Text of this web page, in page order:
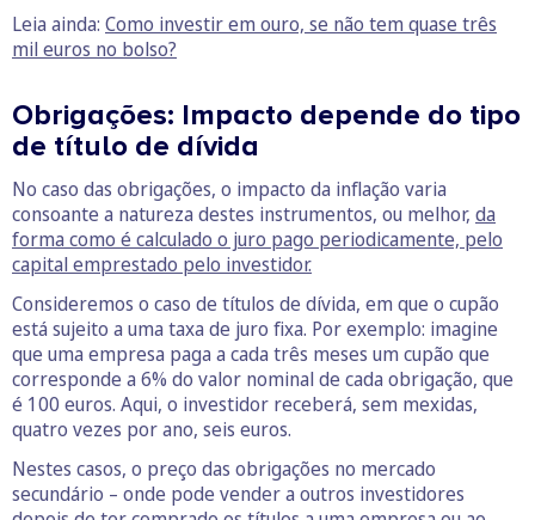
Leia ainda: Como investir em ouro, se não tem quase três
mil euros no bolso?
Obrigações: Impacto depende do tipo
de título de dívida
No caso das obrigações, o impacto da inflação varia
consoante a natureza destes instrumentos, ou melhor, da
forma como é calculado o juro pago periodicamente, pelo
capital emprestado pelo investidor.
Consideremos o caso de títulos de dívida, em que o cupão
está sujeito a uma taxa de juro fixa. Por exemplo: imagine
que uma empresa paga a cada três meses um cupão que
corresponde a 6% do valor nominal de cada obrigação, que
é 100 euros. Aqui, o investidor receberá, sem mexidas,
quatro vezes por ano, seis euros.
Nestes casos, o preço das obrigações no mercado
secundário – onde pode vender a outros investidores